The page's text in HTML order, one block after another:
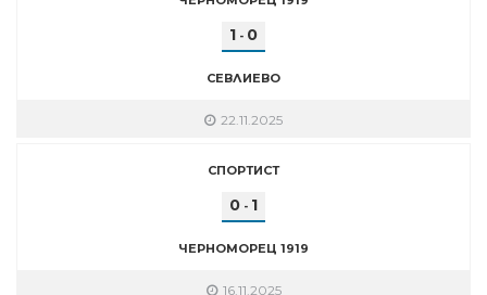
1 - 0
СЕВЛИЕВО
22.11.2025
СПОРТИСТ
0 - 1
ЧЕРНОМОРЕЦ 1919
16.11.2025